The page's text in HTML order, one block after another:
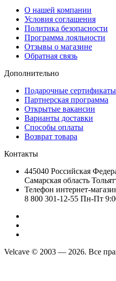
О нашей компании
Условия соглашения
Политика безопасности
Программа лояльности
Отзывы о магазине
Обратная связь
Дополнительно
Подарочные сертификаты
Партнерская программа
Открытые вакансии
Варианты доставки
Способы оплаты
Возврат товара
Контакты
445040 Российская
Самарская область
Телефон интернет-
8 800 301-12-55 Пн-Пт
Velcave © 2003 — 2026. Все